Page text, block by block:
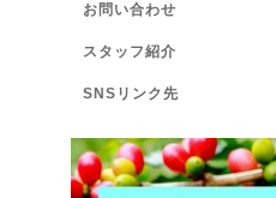
お問い合わせ
スタッフ紹介
SNSリンク先